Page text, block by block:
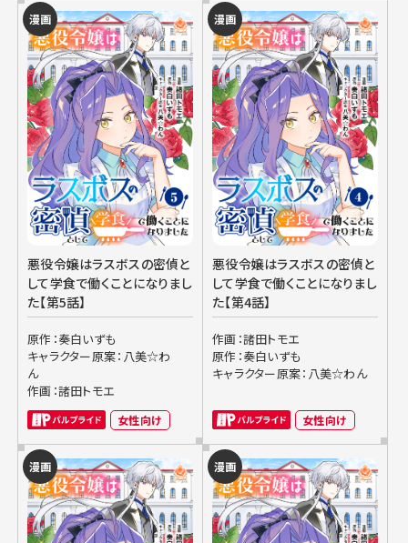
漫画
悪役令嬢はラスボスの密偵と
して学食で働くことになりまし
た【第5話】
原作：奏白いずも
キャラクター原案：八美☆わ
ん
作画：諸田トモエ
女性向け
漫画
悪役令嬢はラスボスの密偵と
して学食で働くことになりまし
た【第4話】
作画：諸田トモエ
原作：奏白いずも
キャラクター原案：八美☆わん
女性向け
漫画 漫画